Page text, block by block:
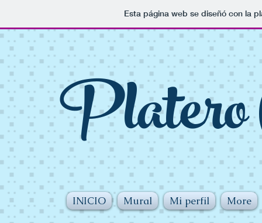
Esta página web se diseñó con la
Platero
INICIO Mural Mi perfil More